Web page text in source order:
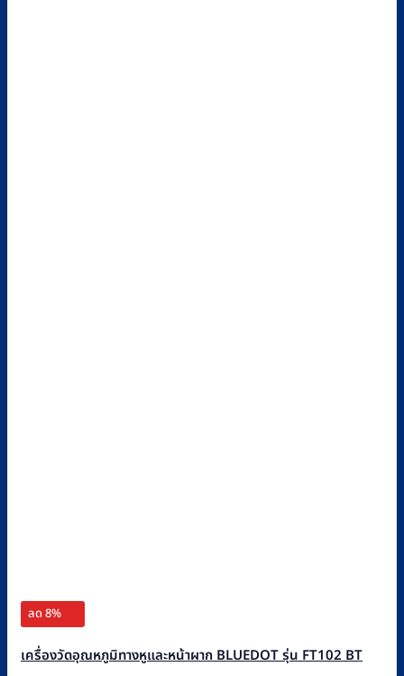
ลด 8%
เครื่องวัดอุณหภูมิทางหูและหน้าผาก BLUEDOT รุ่น FT102 BT